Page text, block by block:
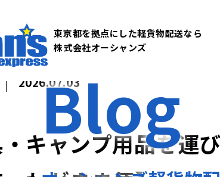
東京都を拠点にした軽貨物配送なら
株式会社オーシャンズ
Blog
2026.07.03
キャンプ用品を運